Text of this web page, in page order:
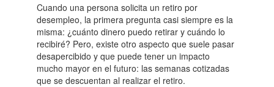
Cuando una persona solicita un retiro por
desempleo, la primera pregunta casi siempre es la
misma: ¿cuánto dinero puedo retirar y cuándo lo
recibiré? Pero, existe otro aspecto que suele pasar
desapercibido y que puede tener un impacto
mucho mayor en el futuro: las semanas cotizadas
que se descuentan al realizar el retiro.